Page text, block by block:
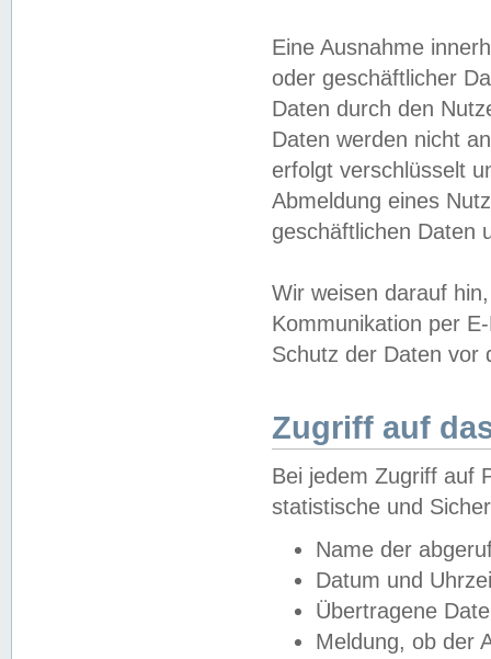
Eine Ausnahme
oder geschäftlicher
Daten durch den
Daten werden nicht
erfolgt verschlüsselt
Abmeldung eines
geschäftlichen Daten
Wir weisen darauf
Kommunikation per
Schutz der Daten vor
Zugriff auf
Bei jedem Zugriff auf
statistische und
Name der
Datum und
Übertragene
Meldung, ob der